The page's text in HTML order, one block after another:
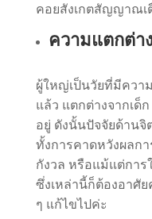
คอยสังเกตสัญญาณเ
ความแตกต่า
ผู้ใหญ่เป็นวัยที่มีควา
แล้ว แตกต่างจากเด็
อยู่ ดังนั้นปัจจัยด้านจิ
ทั้งการคาดหวังผลก
กังวล หรือแม้แต่กา
ซึ่งเหล่านี้ก็ต้องอาศั
ๆ แก้ไขไปค่ะ